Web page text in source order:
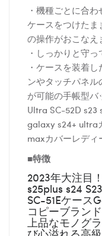
・機種ごとに合
ケースをつけた
の操作がおこなえ
・しっかりと守
・ケースを装着
ンやタッチパネ
が可能の手帳型バ
Ultra SC-52D s23
galaxy s24+ ultra
maxカバーレディ
■特徴
2023年大注目
s25plus s24
SC-51Eケース
コピーブラン
上品なモノグ